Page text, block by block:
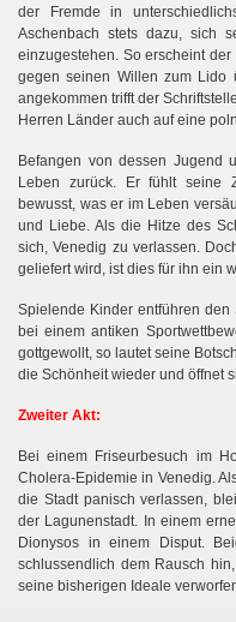
der Fremde in
Aschenbach stets dazu, sich
einzugestehen. So erscheint
gegen seinen Willen zum Lido
angekommen trifft der
Herren Länder auch auf eine
Befangen von dessen Jugend
Leben zurück. Er fühlt seine
bewusst, was er im Leben
und Liebe. Als die Hitze des
sich, Venedig zu verlassen.
geliefert wird, ist dies für ihn ein
Spielende Kinder entführen den
bei einem antiken
gottgewollt, so lautet seine
die Schönheit wieder und öffnet
Zweiter Akt:
Bei einem Friseurbesuch im
Cholera-Epidemie in Venedig.
die Stadt panisch verlassen,
der Lagunenstadt. In einem
Dionysos in einem Disput.
schlussendlich dem Rausch
seine bisherigen Ideale